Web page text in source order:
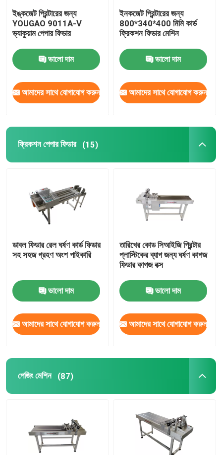
ইনকজেট প্রিন্টারের কোডিং ব্র্যাকেট
ট্র্যাক এবং ট্র্যাক সিস্টেম
ভিজ্যুয়াল পরিদর্শন সিস্টেম
ইঙ্কজেট প্রিন্টারের জন্য
YOUGAO 9011A-V
ভ্যাকুয়াম পেপার ফিডার
ভালো দাম
আমাদের সাথে যোগাযোগ করুন
ইনকজেট প্রিন্টারের জন্য
800*340*400 মিমি কার্ড
ফ্রিকশন ফিডার মেশিন
ভালো দাম
আমাদের সাথে যোগাযোগ করুন
ফ্রিকশন পেপার ফিডার (15)
ডাবল ফিডার রেল ঘর্ষণ কার্ড ফিডার
সহ সহজ গ্রহণ অংশ পাইকারি
ভালো দাম
আমাদের সাথে যোগাযোগ করুন
তারিখের কোড সিআইজি প্রিন্টার
প্লাস্টিকের ব্যাগ জন্য ঘর্ষণ কাগজ
ফিডার কাগজ বক্স
ভালো দাম
আমাদের সাথে যোগাযোগ করুন
পেজিং মেশিন (87)